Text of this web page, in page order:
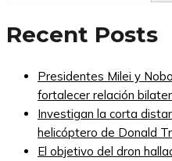
Recent Posts
Presidentes Milei y
fortalecer relación
Investigan la corta
helicóptero de Donald
El objetivo del dron